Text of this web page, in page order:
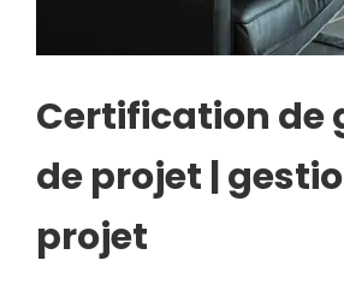
Certification de
de projet |
projet